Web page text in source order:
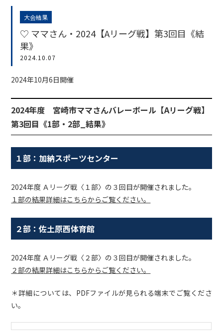
大会結果
♡ ママさん・2024【Aリーグ戦】第3回目《結
果》
2024.10.07
2024年10月6日開催
2024年度 宮崎市ママさんバレーボール【Aリーグ戦】
第3回目《1部・2部_結果》
１部：加納スポーツセンター
2024年度 Ａリーグ戦〈１部〉の３回目が開催されました。
１部の結果詳細はこちらからご覧ください。
２部：佐土原西体育館
2024年度 Ａリーグ戦〈２部〉の３回目が開催されました。
２部の結果詳細はこちらからご覧ください。
＊詳細については、PDFファイルが見られる端末でご覧くださ
い。